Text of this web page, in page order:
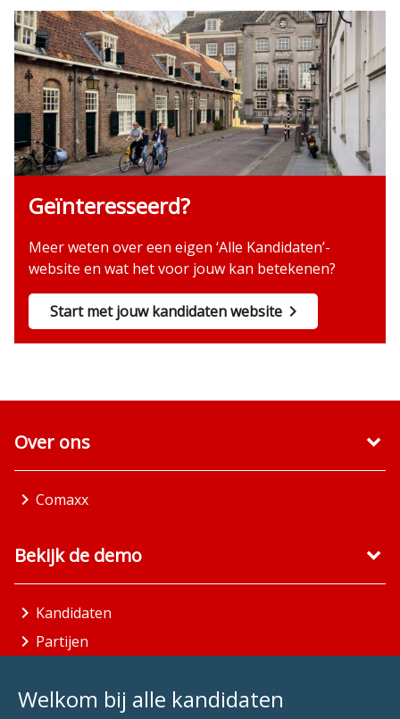
Geïnteresseerd?
Meer weten over een eigen ‘Alle Kandidaten’-
website en wat het voor jouw kan betekenen?
Start met jouw kandidaten website
Welkom bij alle kandidaten
Over ons
Comaxx
Bekijk de demo
Kandidaten
Partijen
Aandachtsgebieden